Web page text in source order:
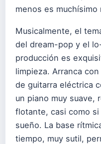
menos es muchísimo
Musicalmente, el
del dream-pop y el
producción es
limpieza. Arranca
de guitarra eléctrica
un piano muy suave,
flotante, casi como
sueño. La base
tiempo, muy sutil,